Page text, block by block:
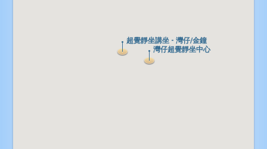
超覺靜坐講坐 - 灣仔/金鐘
灣仔超覺靜坐中心
超覺靜坐講坐 - 灣仔/金鐘
灣仔超覺靜坐中心